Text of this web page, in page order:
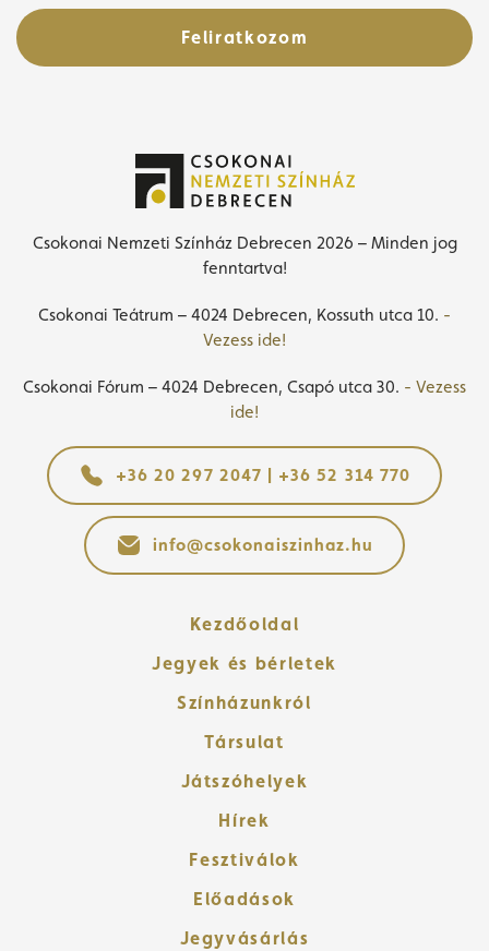
Feliratkozom
Csokonai Nemzeti Színház Debrecen 2026 – Minden jog
fenntartva!
Csokonai Teátrum – 4024 Debrecen, Kossuth utca 10. -
Vezess ide!
Csokonai Fórum – 4024 Debrecen, Csapó utca 30. - Vezess
ide!
+36 20 297 2047 | +36 52 314 770
info@csokonaiszinhaz.hu
Kezdőoldal
Jegyek és bérletek
Színházunkról
Társulat
Játszóhelyek
Hírek
Fesztiválok
Előadások
Jegyvásárlás